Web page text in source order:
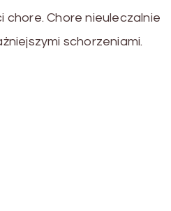
chore. Chore nieuleczalnie
schorzeniami.